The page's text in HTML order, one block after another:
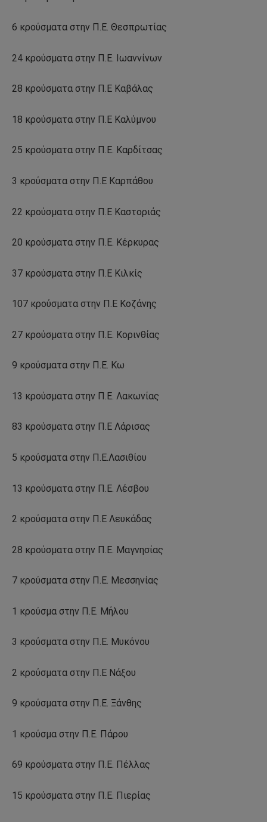
6 κρούσματα στην Π.Ε. Θεσπρωτίας
24 κρούσματα στην Π.Ε. Ιωαννίνων
28 κρούσματα στην Π.Ε Καβάλας
18 κρούσματα στην Π.Ε Καλύμνου
25 κρούσματα στην Π.Ε. Καρδίτσας
3 κρούσματα στην Π.Ε Καρπάθου
22 κρούσματα στην Π.Ε Καστοριάς
20 κρούσματα στην Π.Ε. Κέρκυρας
37 κρούσματα στην Π.Ε Κιλκίς
107 κρούσματα στην Π.Ε Κοζάνης
27 κρούσματα στην Π.Ε. Κορινθίας
9 κρούσματα στην Π.Ε. Κω
13 κρούσματα στην Π.Ε. Λακωνίας
83 κρούσματα στην Π.Ε Λάρισας
5 κρούσματα στην Π.Ε.Λασιθίου
13 κρούσματα στην Π.Ε. Λέσβου
2 κρούσματα στην Π.Ε Λευκάδας
28 κρούσματα στην Π.Ε. Μαγνησίας
7 κρούσματα στην Π.Ε. Μεσσηνίας
1 κρούσμα στην Π.Ε. Μήλου
3 κρούσματα στην Π.Ε. Μυκόνου
2 κρούσματα στην Π.Ε Νάξου
9 κρούσματα στην Π.Ε. Ξάνθης
1 κρούσμα στην Π.Ε. Πάρου
69 κρούσματα στην Π.Ε. Πέλλας
15 κρούσματα στην Π.Ε. Πιερίας